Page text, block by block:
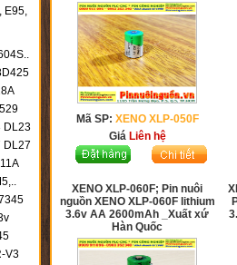
E95,
DL23
DL27
V3
Mã SP: XENO XLP-050F
Giá Liên hệ
XENO XLP-060F; Pin nuôi
nguồn XENO XLP-060F lithium
3.6v AA 2600mAh _Xuất xứ
Hàn Quốc